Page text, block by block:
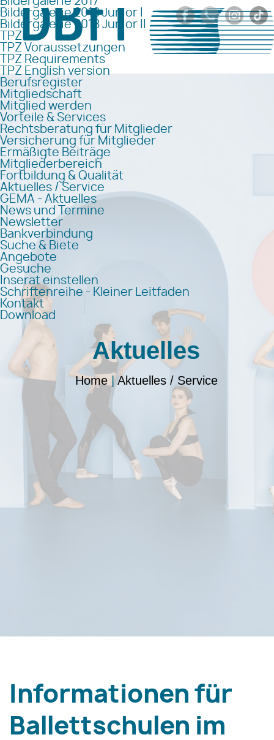
Bildergalerie 2018 Junior I
Bildergalerie 2018 Junior II
TPZ
TPZ Voraussetzungen
TPZ Requirements
TPZ English version
Berufsregister
Mitgliedschaft
Mitglied werden
Vorteile & Services
Rechtsberatung für Mitglieder
Versicherung für Mitglieder
Ermäßigte Beiträge
Mitgliederbereich
Fortbildung & Qualität
Aktuelles / Service
GEMA - Aktuelles
News und Termine
Newsletter
Bankverbindung
Suche & Biete
Angebote
Gesuche
Inserat einstellen
Schriftenreihe - Kleiner Leitfaden
Kontakt
Download
Aktuelles
Home|Aktuelles / Service
Informationen für
Ballettschulen im